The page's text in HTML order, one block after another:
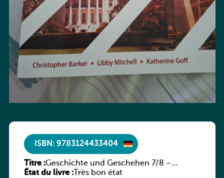
ISBN: 9783124433404
Titre :Geschichte und Geschehen 7/8 –
Rheinland-Pfalz
État du livre :Très bon état